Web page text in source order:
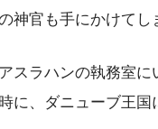
神官も手にかけてし
スラハンの執務室
に、ダニューブ王国